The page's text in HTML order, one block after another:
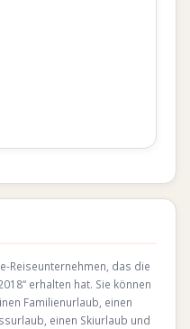
Reiseunternehmen, das die
erhalten hat. Sie können
Familienurlaub, einen
einen Skiurlaub und